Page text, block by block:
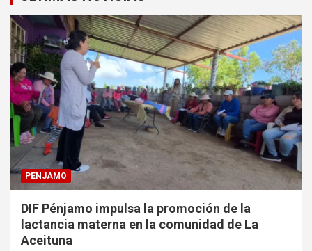
PENJAMO
DIF Pénjamo impulsa la promoción de la
lactancia materna en la comunidad de La
Aceituna